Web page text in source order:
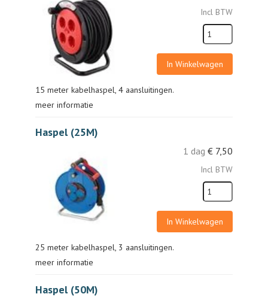
Incl BTW
In Winkelwagen
15 meter kabelhaspel, 4 aansluitingen.
meer informatie
Haspel (25M)
1 dag € 7,50
Incl BTW
In Winkelwagen
25 meter kabelhaspel, 3 aansluitingen.
meer informatie
Haspel (50M)